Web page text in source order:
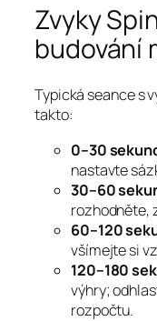
Zvyky
budování
Typická seance s
takto:
0–30
nastavte
30–60
rozhodněte,
60–120
všímejte si
120–180
výhry;
rozpočtu.